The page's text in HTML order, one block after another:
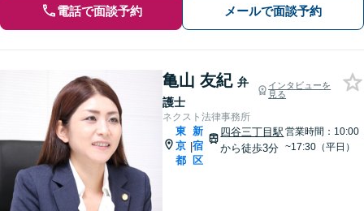
電話で面談予約 メールで面談予約
亀山 友紀 弁
護士
インタビューを
見る
ネクスト法律事務所
東
京
都
|
新
宿
区
四谷三丁目駅
から徒歩3分
営業時間：10:00
~17:30（平日）